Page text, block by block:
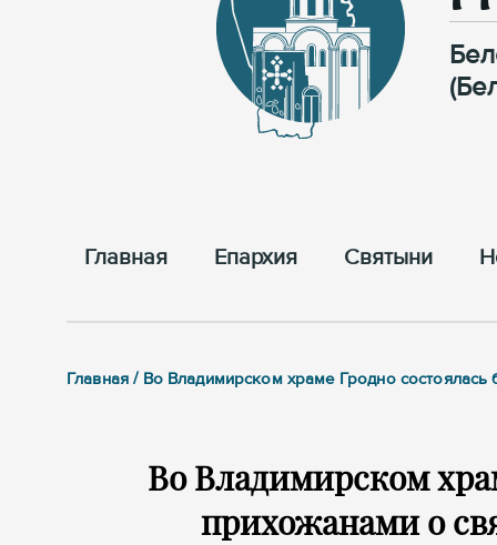
Главная Епархия Cвятыни
Главная / Во Владимирском храме Гродно
Во Владимирском
прихожанами о